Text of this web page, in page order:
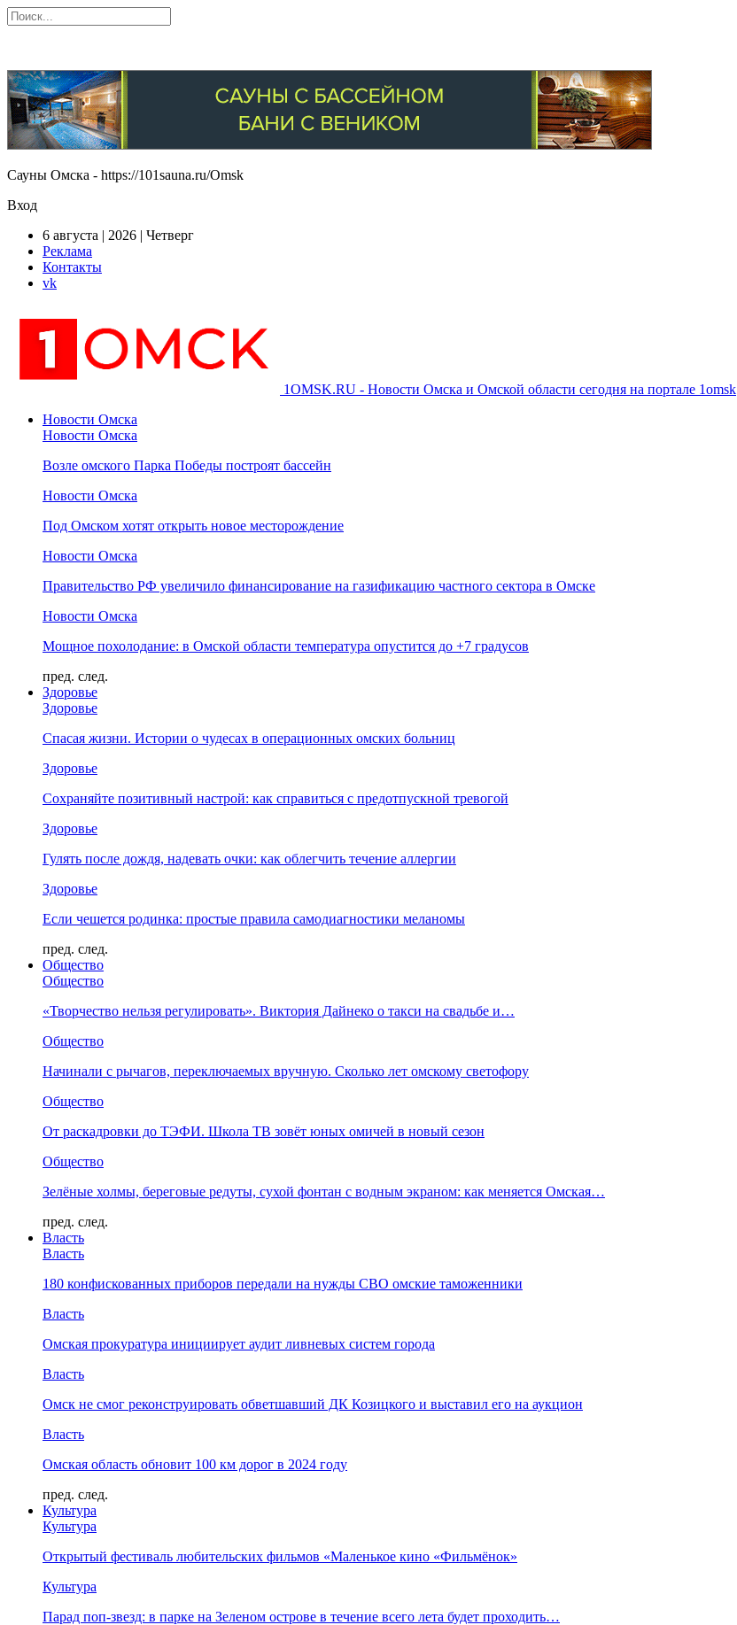
Сауны Омска - https://101sauna.ru/Omsk
Вход
6 августа | 2026 | Четверг
Реклама
Контакты
vk
1OMSK.RU - Новости Омска и Омской области сегодня на портале 1omsk
Новости Омска
Новости Омска
Возле омского Парка Победы построят бассейн
Новости Омска
Под Омском хотят открыть новое месторождение
Новости Омска
Правительство РФ увеличило финансирование на газификацию частного сектора в Омске
Новости Омска
Мощное похолодание: в Омской области температура опустится до +7 градусов
пред. след.
Здоровье
Здоровье
Спасая жизни. Истории о чудесах в операционных омских больниц
Здоровье
Сохраняйте позитивный настрой: как справиться с предотпускной тревогой
Здоровье
Гулять после дождя, надевать очки: как облегчить течение аллергии
Здоровье
Если чешется родинка: простые правила самодиагностики меланомы
пред. след.
Общество
Общество
«Творчество нельзя регулировать». Виктория Дайнеко о такси на свадьбе и…
Общество
Начинали с рычагов, переключаемых вручную. Сколько лет омскому светофору
Общество
От раскадровки до ТЭФИ. Школа ТВ зовёт юных омичей в новый сезон
Общество
Зелёные холмы, береговые редуты, сухой фонтан с водным экраном: как меняется Омская…
пред. след.
Власть
Власть
180 конфискованных приборов передали на нужды СВО омские таможенники
Власть
Омская прокуратура инициирует аудит ливневых систем города
Власть
Омск не смог реконструировать обветшавший ДК Козицкого и выставил его на аукцион
Власть
Омская область обновит 100 км дорог в 2024 году
пред. след.
Культура
Культура
Открытый фестиваль любительских фильмов «Маленькое кино «Фильмёнок»
Культура
Парад поп-звезд: в парке на Зеленом острове в течение всего лета будет проходить…